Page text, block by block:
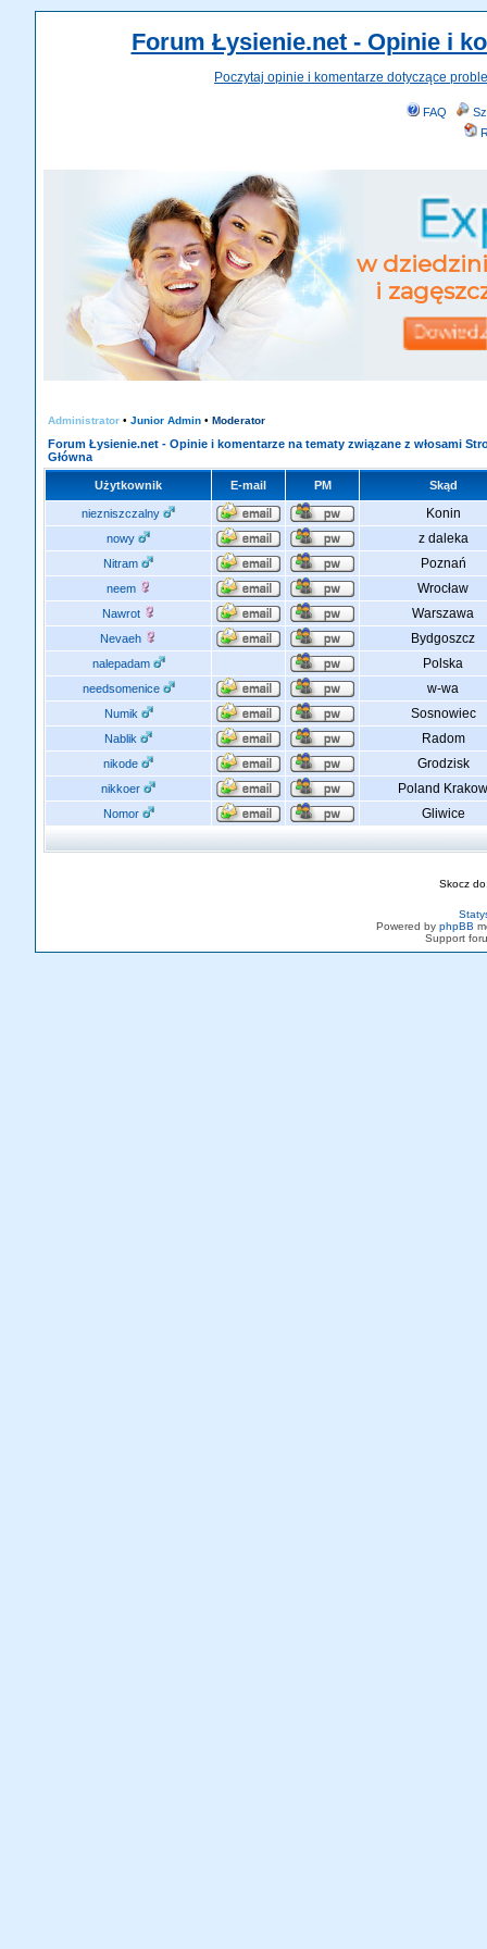
Forum Łysienie.net - Opinie i
Poczytaj opinie i komentarze dotyczące
FAQ
Administrator • Junior Admin • Moderator
Forum Łysienie.net - Opinie i komentarze na tematy związane z włosami
Główna
Użytkownik E-mail PM Skąd
niezniszczalny Konin
nowy z daleka
Nitram Poznań
neem Wrocław
Nawrot Warszawa
Nevaeh Bydgoszcz
nalepadam Polska
needsomenice w-wa
Numik Sosnowiec
Nablik Radom
nikode Grodzisk
nikkoer Poland Krakow
Nomor Gliwice
Skocz
Powered by phpBB
Support